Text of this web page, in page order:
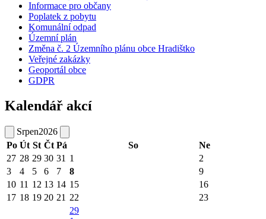
Informace pro občany
Poplatek z pobytu
Komunální odpad
Územní plán
Změna č. 2 Územního plánu obce Hradištko
Veřejné zakázky
Geoportál obce
GDPR
Kalendář akcí
Srpen2026
Po Út St Čt Pá So
Ne
27 28 29 30 31 1
2
3
4 5 6 7 8
9
10 11 12 13 14 15
16
17 18 19 20 21 22 23
29